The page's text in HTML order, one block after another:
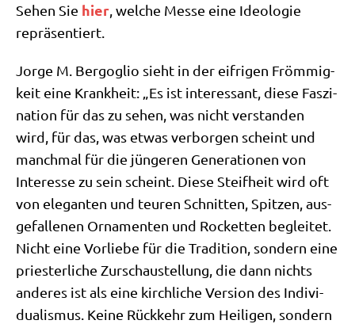
Sehen Sie hier, wel­che Mes­se eine Ideo­lo­gie
repräsentiert.
Jor­ge M. Berg­o­glio sieht in der eif­ri­gen Fröm­mig­
keit eine Krank­heit: „Es ist inter­es­sant, die­se Fas­zi­
na­ti­on für das zu sehen, was nicht ver­stan­den
wird, für das, was etwas ver­bor­gen scheint und
manch­mal für die jün­ge­ren Gene­ra­tio­nen von
Inter­es­se zu sein scheint. Die­se Steif­heit wird oft
von ele­gan­ten und teu­ren Schnit­ten, Spit­zen, aus­
ge­fal­le­nen Orna­men­ten und Rocketten beglei­tet.
Nicht eine Vor­lie­be für die Tra­di­ti­on, son­dern eine
prie­ster­li­che Zur­schau­stel­lung, die dann nichts
ande­res ist als eine kirch­li­che Ver­si­on des Indi­vi­
dua­lis­mus. Kei­ne Rück­kehr zum Hei­li­gen, son­dern